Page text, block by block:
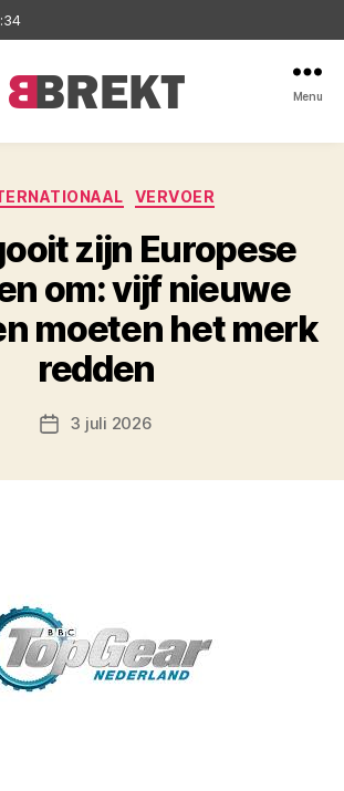
Menu
Categorieën
VERVOER
zijn Europese
om: vijf nieuwe
moeten het merk
redden
Berichtdatum
3 juli 2026